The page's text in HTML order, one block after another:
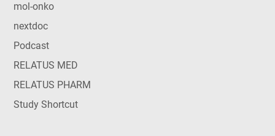
mol-onko
nextdoc
Podcast
RELATUS MED
RELATUS PHARM
Study Shortcut